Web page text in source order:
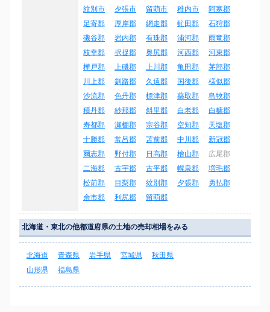
紋別市
夕張市 留萌市 稚内市
阿寒郡
足寄郡
厚岸郡 網走郡 虻田郡
石狩郡
磯谷郡
岩内郡 有珠郡 浦河郡
雨竜郡
枝幸郡
択捉郡 奥尻郡 河西郡
河東郡
樺戸郡
上磯郡 上川郡 亀田郡
茅部郡
川上郡
釧路郡 久遠郡 国後郡
様似郡
沙流郡
色丹郡 標津郡 蘂取郡
島牧郡
積丹郡
紗那郡 斜里郡 白老郡
白糠郡
寿都郡
瀬棚郡 宗谷郡 空知郡
天塩郡
十勝郡
常呂郡 苫前郡 中川郡
新冠郡
爾志郡
野付郡 日高郡 檜山郡
広尾郡
二海郡
古宇郡 古平郡 幌泉郡
増毛郡
松前郡
目梨郡 紋別郡 夕張郡
勇払郡
余市郡
利尻郡 留萌郡
北海道・東北の他都道府県の土地の売却相場をみる
北海道 青森県 岩手県 宮城県
秋田県
山形県
福島県